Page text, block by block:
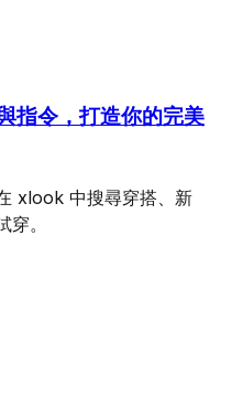
指令，打造你的完美
xlook 中搜尋穿搭、新
。